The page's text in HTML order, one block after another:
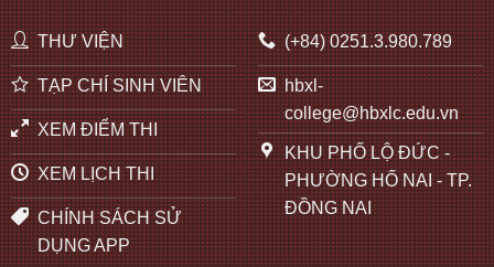
THƯ VIỆN
TẠP CHÍ SINH VIÊN
XEM ĐIỂM THI
XEM LỊCH THI
CHÍNH SÁCH SỬ
DỤNG APP
(+84) 0251.3.980.789
hbxl-
college@hbxlc.edu.vn
KHU PHỐ LỘ ĐỨC -
PHƯỜNG HỐ NAI - TP.
ĐỒNG NAI